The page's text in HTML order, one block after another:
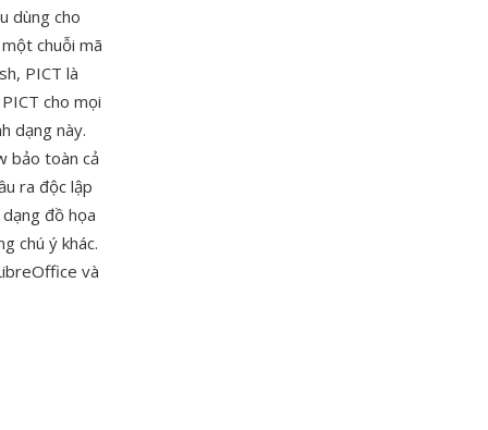
dùng cho
chuỗi mã
PICT là
cho mọi
dạng này.
bảo toàn cả
ra độc lập
đồ họa
chú ý khác.
và